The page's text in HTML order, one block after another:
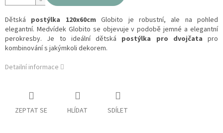
Dětská postýlka 120x60cm Globito je robustní, ale na pohled
elegantní. Medvídek Globito se objevuje v podobě jemné a elegantní
perokresby. Je to ideální dětská postýlka pro dvojčata pro
kombinování s jakýmkoli dekorem.
Detailní informace
ZEPTAT SE HLÍDAT SDÍLET